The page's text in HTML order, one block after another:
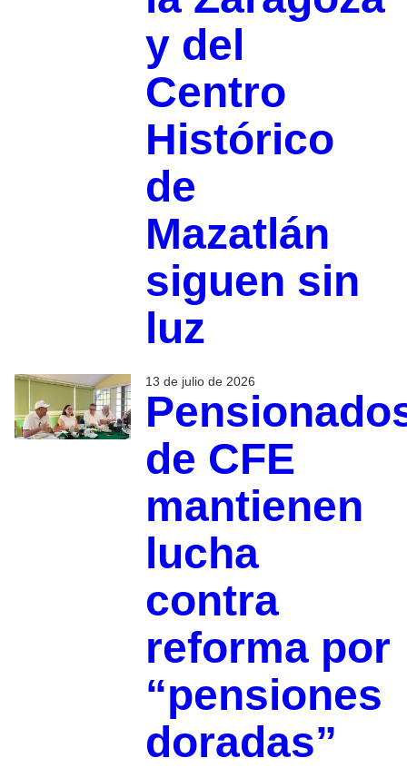
y del
Centro
Histórico
de
Mazatlán
siguen sin
luz
13 de julio de 2026
de CFE
mantienen
lucha
contra
reforma por
“pensiones
doradas”